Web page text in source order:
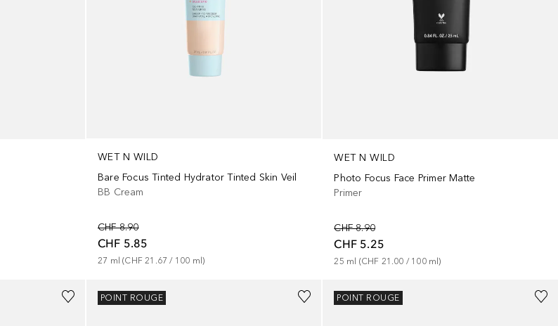
WET N WILD
Bare Focus Tinted Hydrator Tinted Skin Veil
BB Cream
CHF 8.90
CHF 5.85
27 ml (CHF 21.67 / 100 ml )
WET N WILD
Photo Focus Face Primer Matte
Primer
CHF 8.90
CHF 5.25
25 ml (CHF 21.00 / 100 ml)
POINT ROUGE
+9
POINT ROUGE